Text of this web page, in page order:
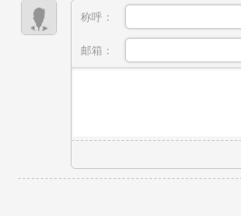
称呼：
邮箱：